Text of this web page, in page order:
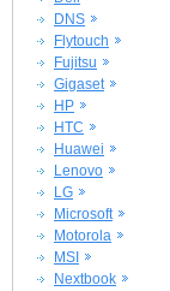
DNS
Flytouch
Fujitsu
Gigaset
HP
HTC
Huawei
Lenovo
LG
Microsoft
Motorola
MSI
Nextbook